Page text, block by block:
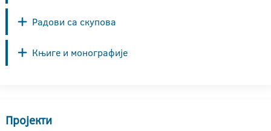
Радови са скупова
Књиге и монографије
Пројекти